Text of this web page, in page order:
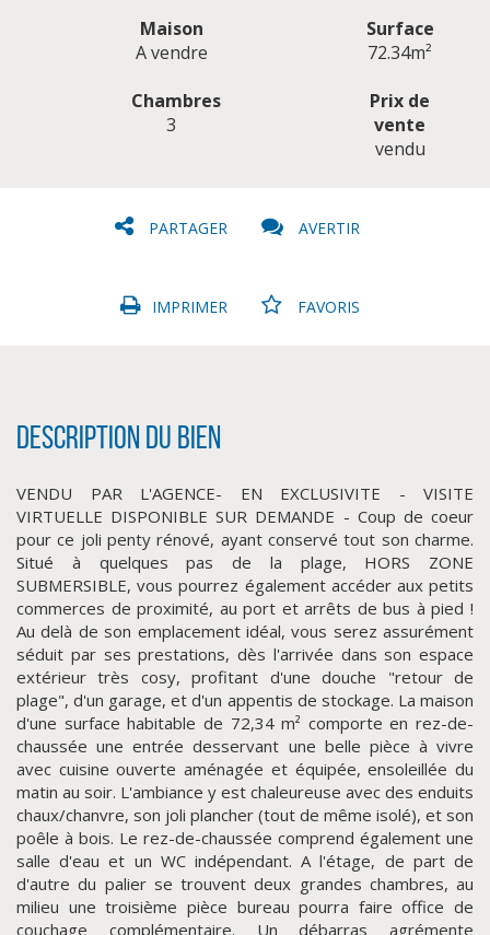
CLIQUER ICI POUR AGRANDIR
Maison
A vendre
Surface
72.34m²
Chambres
3
Prix de
vente
vendu
PARTAGER AVERTIR
IMPRIMER FAVORIS
Description du bien
VENDU PAR L'AGENCE- EN EXCLUSIVITE - VISITE
VIRTUELLE DISPONIBLE SUR DEMANDE - Coup de coeur
pour ce joli penty rénové, ayant conservé tout son charme.
Situé à quelques pas de la plage, HORS ZONE
SUBMERSIBLE, vous pourrez également accéder aux petits
commerces de proximité, au port et arrêts de bus à pied !
Au delà de son emplacement idéal, vous serez assurément
séduit par ses prestations, dès l'arrivée dans son espace
extérieur très cosy, profitant d'une douche "retour de
plage", d'un garage, et d'un appentis de stockage. La maison
d'une surface habitable de 72,34 m² comporte en rez-de-
chaussée une entrée desservant une belle pièce à vivre
avec cuisine ouverte aménagée et équipée, ensoleillée du
matin au soir. L'ambiance y est chaleureuse avec des enduits
chaux/chanvre, son joli plancher (tout de même isolé), et son
poêle à bois. Le rez-de-chaussée comprend également une
salle d'eau et un WC indépendant. A l'étage, de part de
d'autre du palier se trouvent deux grandes chambres, au
milieu une troisième pièce bureau pourra faire office de
couchage complémentaire. Un débarras agrémente